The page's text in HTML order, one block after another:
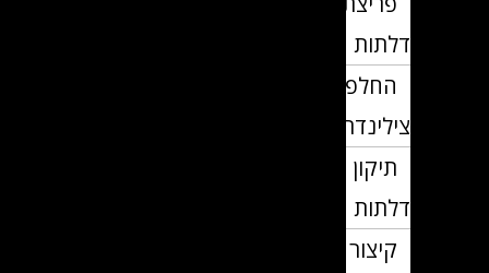
דלתות
החלפת
צילינדרים
תיקון
דלתות
קיצור